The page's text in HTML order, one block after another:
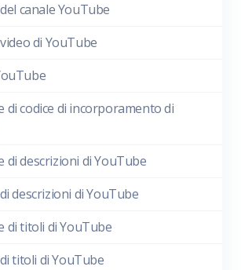
canale YouTube
di YouTube
di codice di incorporamento di
di descrizioni di YouTube
descrizioni di YouTube
di titoli di YouTube
titoli di YouTube